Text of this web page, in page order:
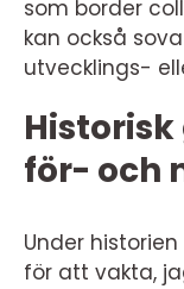
som border
kan också
utvecklings-
för- och
Under
för att vakta,